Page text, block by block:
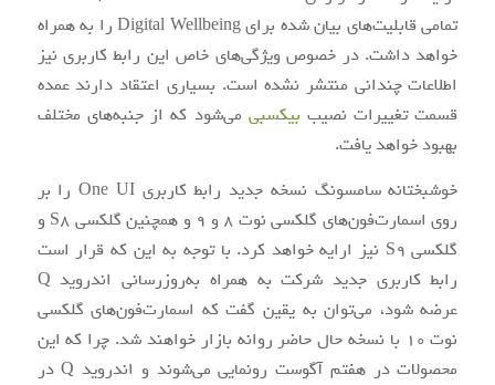
تمامی قابلیت‌های بیان شده برای Digital Wellbeing را به همراه
خواهد داشت. در خصوص ویژگی‌های خاص این رابط کاربری نیز
اطلاعات چندانی منتشر نشده است. بسیاری اعتقاد دارند عمده
قسمت تغییرات نصیب بیکسبی می‌شود که از جنبه‌های مختلف
بهبود خواهد یافت.
خوشبختانه سامسونگ نسخه جدید رابط کاربری One UI را بر
روی اسمارت‌فون‌های گلکسی نوت 8 و 9 و همچنین گلکسی S8 و
گلکسی S9 نیز ارایه خواهد کرد. با توجه به این که قرار است
رابط کاربری جدید شرکت به همراه به‌روزرسانی اندروید Q
عرضه شود، می‌توان به یقین گفت که اسمارت‌فون‌های گلکسی
نوت 10 با نسخه حال حاضر روانه بازار خواهند شد. چرا که این
محصولات در هفتم آگوست رونمایی می‌شوند و اندروید Q در